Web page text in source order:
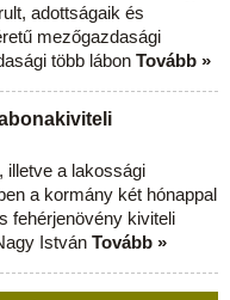
adottságaik és
mezőgazdasági
több lábon Tovább »
illetve a lakossági
a kormány két hónappal
fehérjenövény kiviteli
István Tovább »